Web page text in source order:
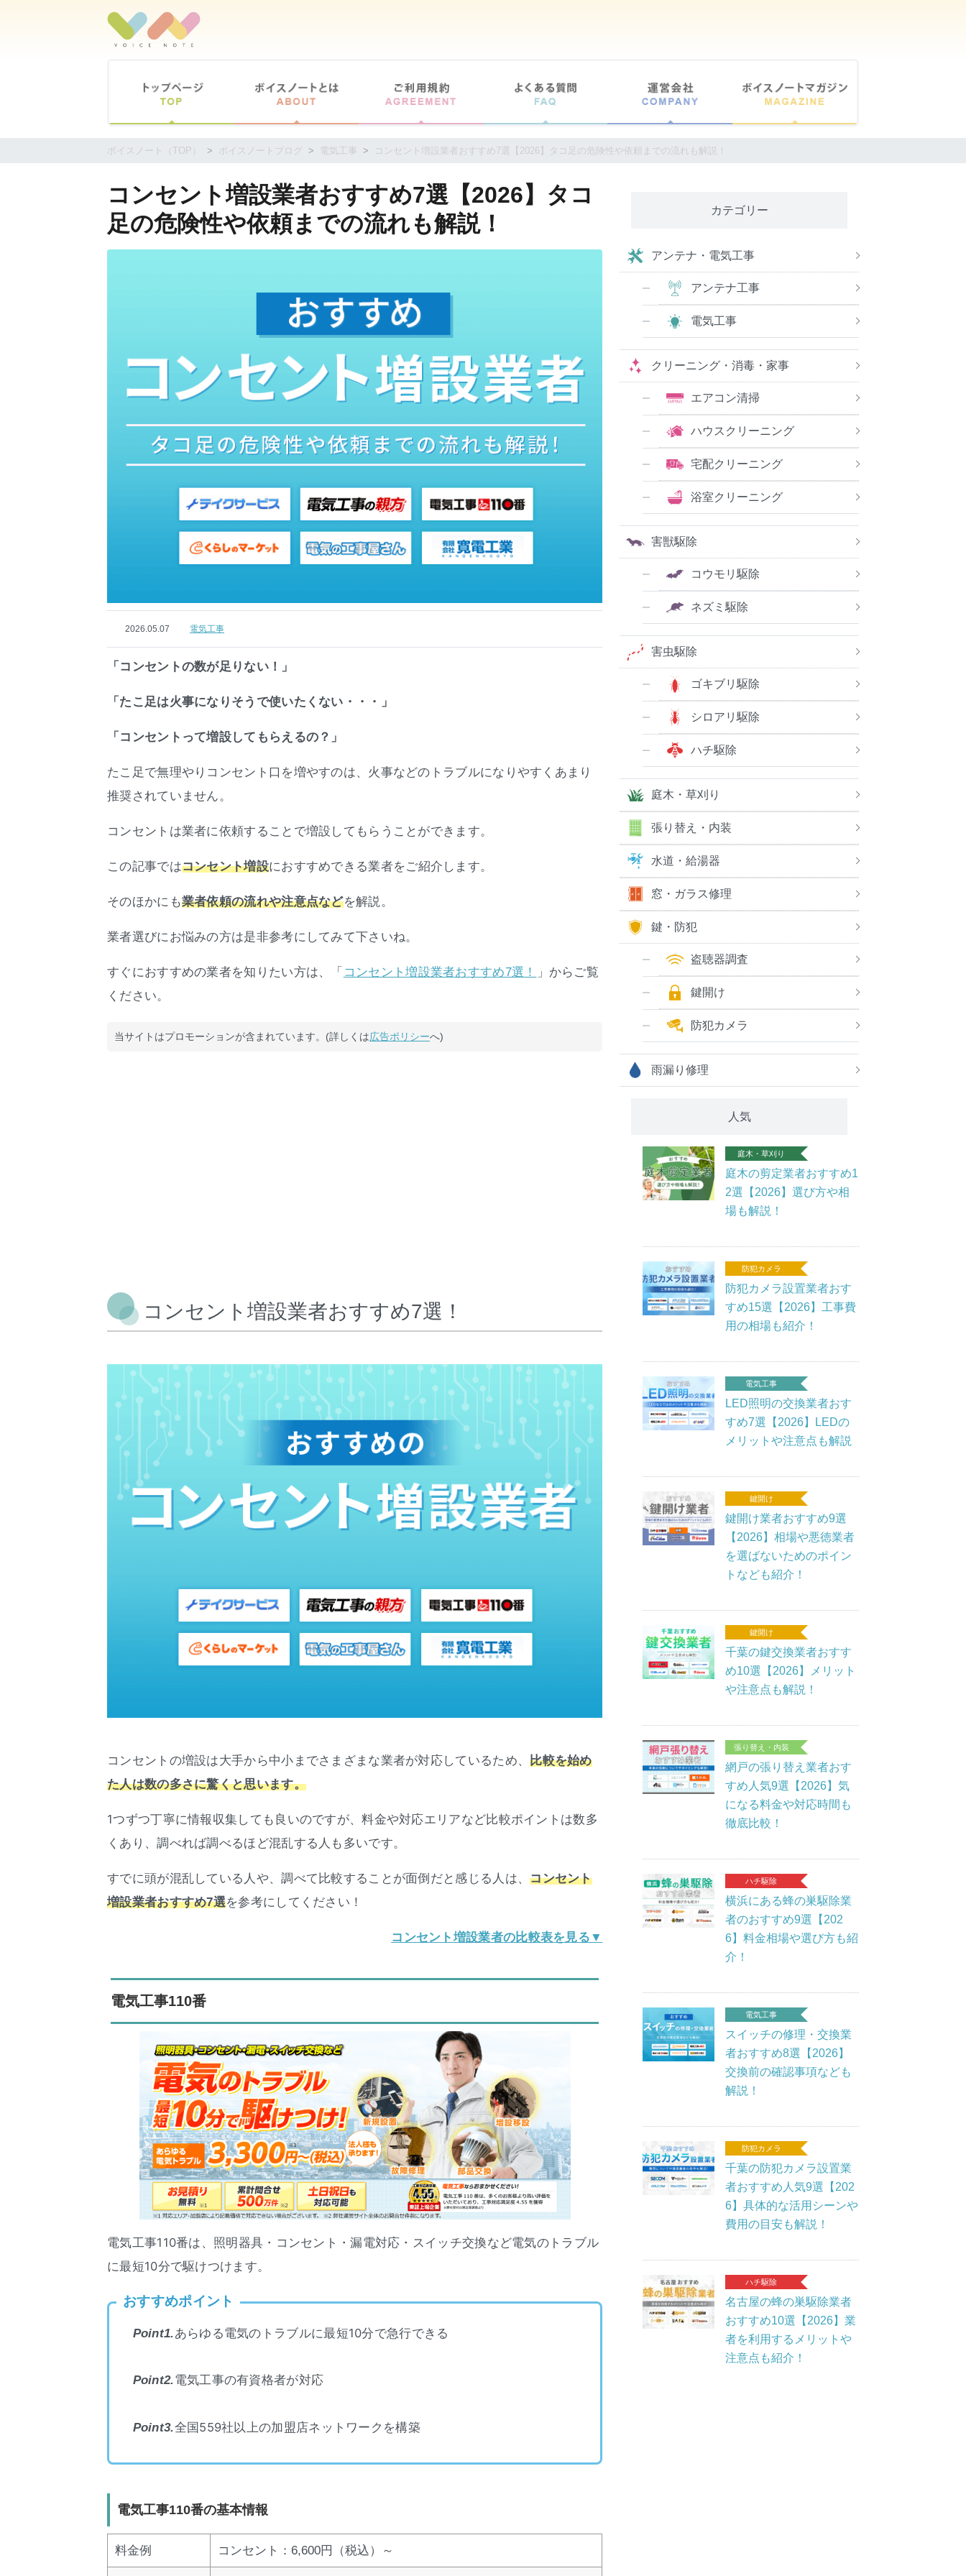
ボイスノート（TOP） ボイスノートブログ 電気工事 コンセント増設業者おすすめ7選【2026】タコ足の危険性や依頼までの流れも解説！
コンセント増設業者おすすめ7選【2026】タコ
足の危険性や依頼までの流れも解説！
2026.05.07 電気工事
「コンセントの数が足りない！」
「たこ足は火事になりそうで使いたくない・・・」
「コンセントって増設してもらえるの？」
たこ足で無理やりコンセント口を増やすのは、火事などのトラブルになりやすくあまり
推奨されていません。
コンセントは業者に依頼することで増設してもらうことができます。
この記事ではコンセント増設におすすめできる業者をご紹介します。
そのほかにも業者依頼の流れや注意点などを解説。
業者選びにお悩みの方は是非参考にしてみて下さいね。
すぐにおすすめの業者を知りたい方は、「 コンセント増設業者おすすめ7選！
」からご覧
ください。
当サイトはプロモーションが含まれています。(詳しくは広告ポリシーへ)
コンセント増設業者おすすめ7選！
コンセントの増設は大手から中小までさまざまな業者が対応しているため、比較を始め
た人は数の多さに驚くと思います。
1つずつ丁寧に情報収集しても良いのですが、料金や対応エリアなど比較ポイントは数多
くあり、調べれば調べるほど混乱する人も多いです。
すでに頭が混乱している人や、調べて比較することが面倒だと感じる人は、コンセント
増設業者おすすめ7選を参考にしてください！
コンセント増設業者の比較表を見る▼
電気工事110番
電気工事110番は、照明器具・コンセント・漏電対応・スイッチ交換など電気のトラブル
に最短10分で駆けつけます。
おすすめポイント
Point1.あらゆる電気のトラブルに最短10分で急行できる
Point2.電気工事の有資格者が対応
Point3.全国559社以上の加盟店ネットワークを構築
電気工事110番の基本情報
料金例 コンセント：6,600円（税込）～
カテゴリー
アンテナ・電気工事
アンテナ工事
電気工事
クリーニング・消毒・家事
エアコン清掃
ハウスクリーニング
宅配クリーニング
浴室クリーニング
害獣駆除
コウモリ駆除
ネズミ駆除
害虫駆除
ゴキブリ駆除
シロアリ駆除
ハチ駆除
庭木・草刈り
張り替え・内装
水道・給湯器
窓・ガラス修理
鍵・防犯
盗聴器調査
鍵開け
防犯カメラ
雨漏り修理
人気
庭木・草刈り
庭木の剪定業者おすすめ1
2選【2026】選び方や相
場も解説！
防犯カメラ
防犯カメラ設置業者おす
すめ15選【2026】工事費
用の相場も紹介！
電気工事
LED照明の交換業者おす
すめ7選【2026】LEDの
メリットや注意点も解説
鍵開け
鍵開け業者おすすめ9選
【2026】相場や悪徳業者
を選ばないためのポイン
トなども紹介！
鍵開け
千葉の鍵交換業者おすす
め10選【2026】メリット
や注意点も解説！
張り替え・内装
網戸の張り替え業者おす
すめ人気9選【2026】気
になる料金や対応時間も
徹底比較！
ハチ駆除
横浜にある蜂の巣駆除業
者のおすすめ9選【202
6】料金相場や選び方も紹
介！
電気工事
スイッチの修理・交換業
者おすすめ8選【2026】
交換前の確認事項なども
解説！
防犯カメラ
千葉の防犯カメラ設置業
者おすすめ人気9選【202
6】具体的な活用シーンや
費用の目安も解説！
ハチ駆除
名古屋の蜂の巣駆除業者
おすすめ10選【2026】業
者を利用するメリットや
注意点も紹介！